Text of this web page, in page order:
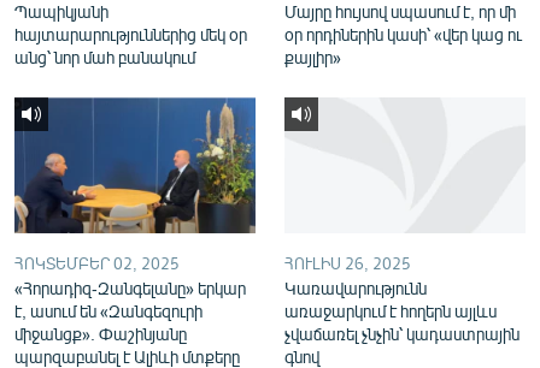
English
Русский
ՀԵՏԵՎԵՔ ՄԵԶ
«Ազատության» բոլոր կայքերը
Պապիկյանի
հայտարարություններից մեկ օր
անց՝ նոր մահ բանակում
Մայրը հույսով սպասում է, որ մի
օր որդիներին կասի՝ «վեր կաց ու
քայլիր»
ՀՈԿՏԵՄԲԵՐ 02, 2025
«Հորադիզ-Զանգելանը» երկար
է, ասում են «Զանգեզուրի
միջանցք». Փաշինյանը
պարզաբանել է Ալիևի մտքերը
ՀՈՒԼԻՍ 26, 2025
Կառավարությունն
առաջարկում է հողերն այլևս
չվաճառել չնչին՝ կադաստրային
գնով